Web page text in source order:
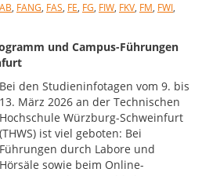
, FANG, FAS, FE, FG, FIW, FKV, FM, FWI,
und Campus-Führungen
Bei den Studieninfotagen vom 9. bis
13. März 2026 an der Technischen
Hochschule Würzburg-Schweinfurt
(THWS) ist viel geboten: Bei
Führungen durch Labore und
Hörsäle sowie beim Online-